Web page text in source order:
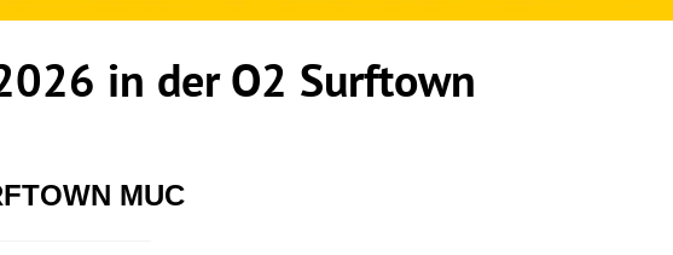
in der O2 Surftown
MUC